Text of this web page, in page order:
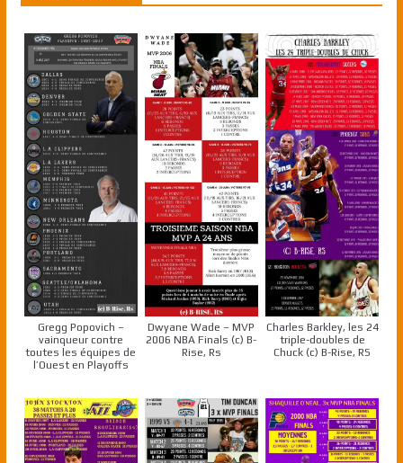
Gregg Popovich –
vainqueur contre
toutes les équipes de
l’Ouest en Playoffs
Dwyane Wade – MVP
2006 NBA Finals (c) B-
Rise, Rs
Charles Barkley, les 24
triple-doubles de
Chuck (c) B-Rise, RS